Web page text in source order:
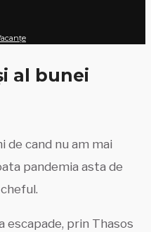
al bunei
de cand nu am mai
pandemia asta de
escapade, prin Thasos